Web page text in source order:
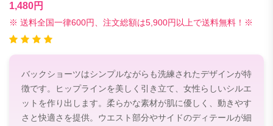
1,480円
※ 送料全国一律600円、注文総額は5,900円以上で送料無料！※
バックショーツはシンプルながらも洗練されたデザインが特
徴です。ヒップラインを美しく引き立て、女性らしいシルエ
ットを作り出します。柔らかな素材が肌に優しく、動きやす
さと快適さを提供。ウエスト部分やサイドのディテールが細